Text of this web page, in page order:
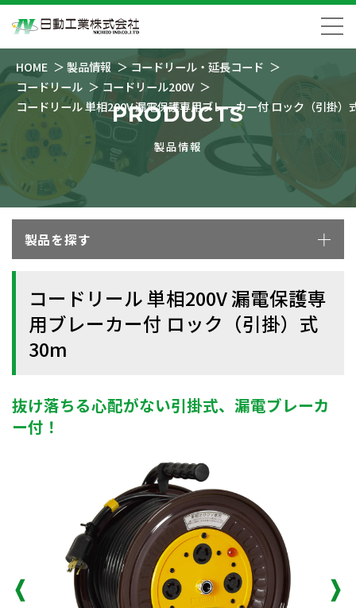
HOME 製品情報
コードリール・延長コード
コードリール
コードリール200V
コードリール 単相200V 漏電保護専用ブレーカー付 ロック（引掛）
PRODUCTS
製品情報
製品を探す
コードリール 単相200V 漏電保護専
用ブレーカー付 ロック（引掛）式
30m
抜け落ちる心配がない引掛式、漏電ブレーカ
ー付！